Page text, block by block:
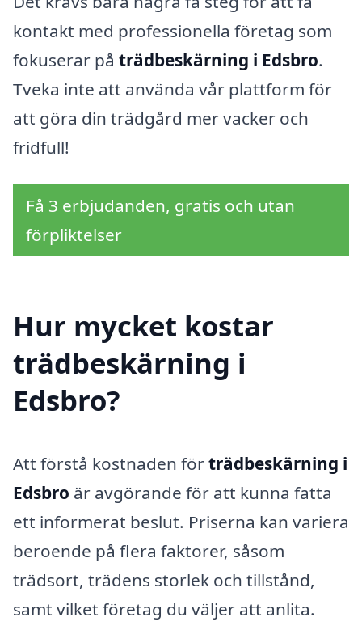
kontakt med professionella företag som
fokuserar på trädbeskärning i Edsbro.
Tveka inte att använda vår plattform för
att göra din trädgård mer vacker och
fridfull!
Få 3 erbjudanden, gratis och utan
förpliktelser
Hur mycket kostar
trädbeskärning i
Edsbro?
Att förstå kostnaden förträdbeskärning i
Edsbro är avgörande för att kunna fatta
ett informerat beslut. Priserna kan variera
beroende på flera faktorer, såsom
trädsort, trädens storlek och tillstånd,
samt vilket företag du väljer att anlita.